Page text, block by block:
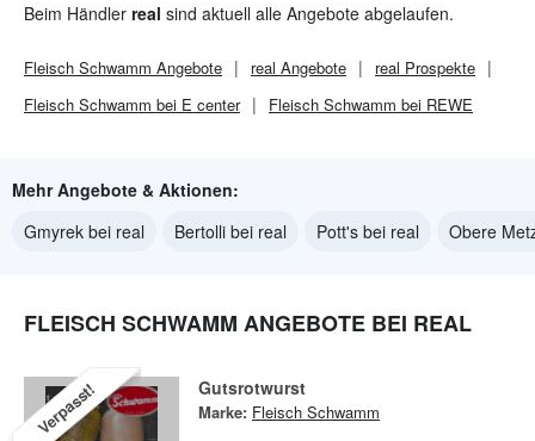
Beim Händler real sind aktuell alle Angebote abgelaufen.
Fleisch Schwamm Angebote real Angebote real Prospekte
Fleisch Schwamm bei E center
Fleisch Schwamm bei REWE
Mehr Angebote & Aktionen:
Gmyrek bei real
Bertolli bei real Pott's bei real Obere
FLEISCH SCHWAMM ANGEBOTE BEI REAL
Verpasst! Gutsrotwurst
Marke: Fleisch Schwamm